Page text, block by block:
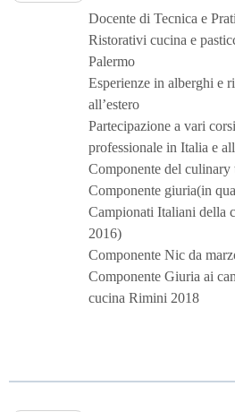
Docente di Tecnica e
Ristorativi cucina e
Palermo
Esperienze in alberghi e
all’estero
Partecipazione a vari
professionale in Italia e
Componente del culinary
Componente giuria(in
Campionati Italiani della
2016)
Componente Nic da
Componente Giuria ai
cucina Rimini 2018